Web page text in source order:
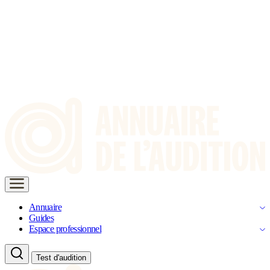
Annuaire
Guides
Espace professionnel
Test d'audition